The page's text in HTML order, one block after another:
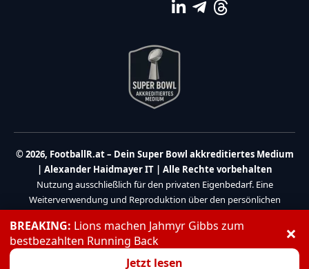
© 2026, FootballR.at – Dein Super Bowl akkreditiertes Medium
| Alexander Haidmayer IT | Alle Rechte vorbehalten
Nutzung ausschließlich für den privaten Eigenbedarf. Eine
Weiterverwendung und Reproduktion über den persönlichen
Partner:Haidmayer IT|We Care 4 You
BREAKING: Lions machen Jahmyr Gibbs zum
bestbezahlten Running Back
Jetzt lesen
×